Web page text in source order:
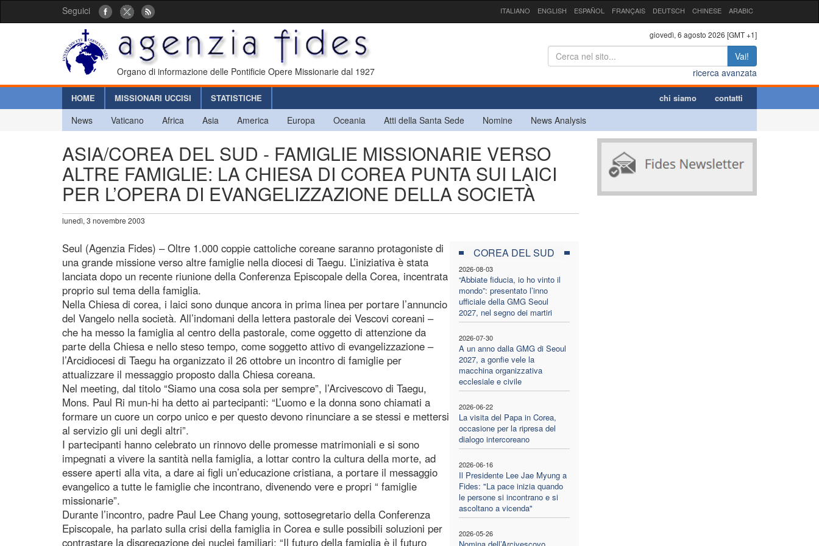
Seguici ITALIANO ENGLISH ESPAÑOL FRANÇAIS DEUTSCH CHINESE ARABIC
Organo di informazione delle Pontificie Opere Missionarie dal 1927
giovedì, 6 agosto 2026 [GMT +1]
Vai!
ricerca avanzata
HOME MISSIONARI UCCISI STATISTICHE chi siamo contatti
News Vaticano Africa Asia America Europa Oceania Atti della Santa Sede Nomine News Analysis
ASIA/COREA DEL SUD - FAMIGLIE MISSIONARIE VERSO
ALTRE FAMIGLIE: LA CHIESA DI COREA PUNTA SUI LAICI
PER L’OPERA DI EVANGELIZZAZIONE DELLA SOCIETÀ
lunedì, 3 novembre 2003
COREA DEL SUD
2026-08-03
“Abbiate fiducia, io ho vinto il
mondo”: presentato l’inno
ufficiale della GMG Seoul
2027, nel segno dei martiri
2026-07-30
A un anno dalla GMG di Seoul
2027, a gonfie vele la
macchina organizzativa
ecclesiale e civile
2026-06-22
La visita del Papa in Corea,
occasione per la ripresa del
dialogo intercoreano
2026-06-16
Il Presidente Lee Jae Myung a
Fides: "La pace inizia quando
le persone si incontrano e si
ascoltano a vicenda"
2026-05-26
Seul (Agenzia Fides) – Oltre 1.000 coppie cattoliche coreane saranno protagoniste di
una grande missione verso altre famiglie nella diocesi di Taegu. L’iniziativa è stata
lanciata dopo un recente riunione della Conferenza Episcopale della Corea, incentrata
proprio sul tema della famiglia.
Nella Chiesa di corea, i laici sono dunque ancora in prima linea per portare l’annuncio
del Vangelo nella società. All’indomani della lettera pastorale dei Vescovi coreani –
che ha messo la famiglia al centro della pastorale, come oggetto di attenzione da
parte della Chiesa e nello steso tempo, come soggetto attivo di evangelizzazione –
l’Arcidiocesi di Taegu ha organizzato il 26 ottobre un incontro di famiglie per
attualizzare il messaggio proposto dalla Chiesa coreana.
Nel meeting, dal titolo “Siamo una cosa sola per sempre”, l’Arcivescovo di Taegu,
Mons. Paul Ri mun-hi ha detto ai partecipanti: “L’uomo e la donna sono chiamati a
formare un cuore un corpo unico e per questo devono rinunciare a se stessi e mettersi
al servizio gli uni degli altri”.
I partecipanti hanno celebrato un rinnovo delle promesse matrimoniali e si sono
impegnati a vivere la santità nella famiglia, a lottar contro la cultura della morte, ad
essere aperti alla vita, a dare ai figli un’educazione cristiana, a portare il messaggio
evangelico a tutte le famiglie che incontrano, divenendo vere e propri “ famiglie
missionarie”.
Durante l’incontro, padre Paul Lee Chang young, sottosegretario della Conferenza
Episcopale, ha parlato sulla crisi della famiglia in Corea e sulle possibili soluzioni per
contrastare la disgregazione dei nuclei familiari: “Il futuro della famiglia è il futuro